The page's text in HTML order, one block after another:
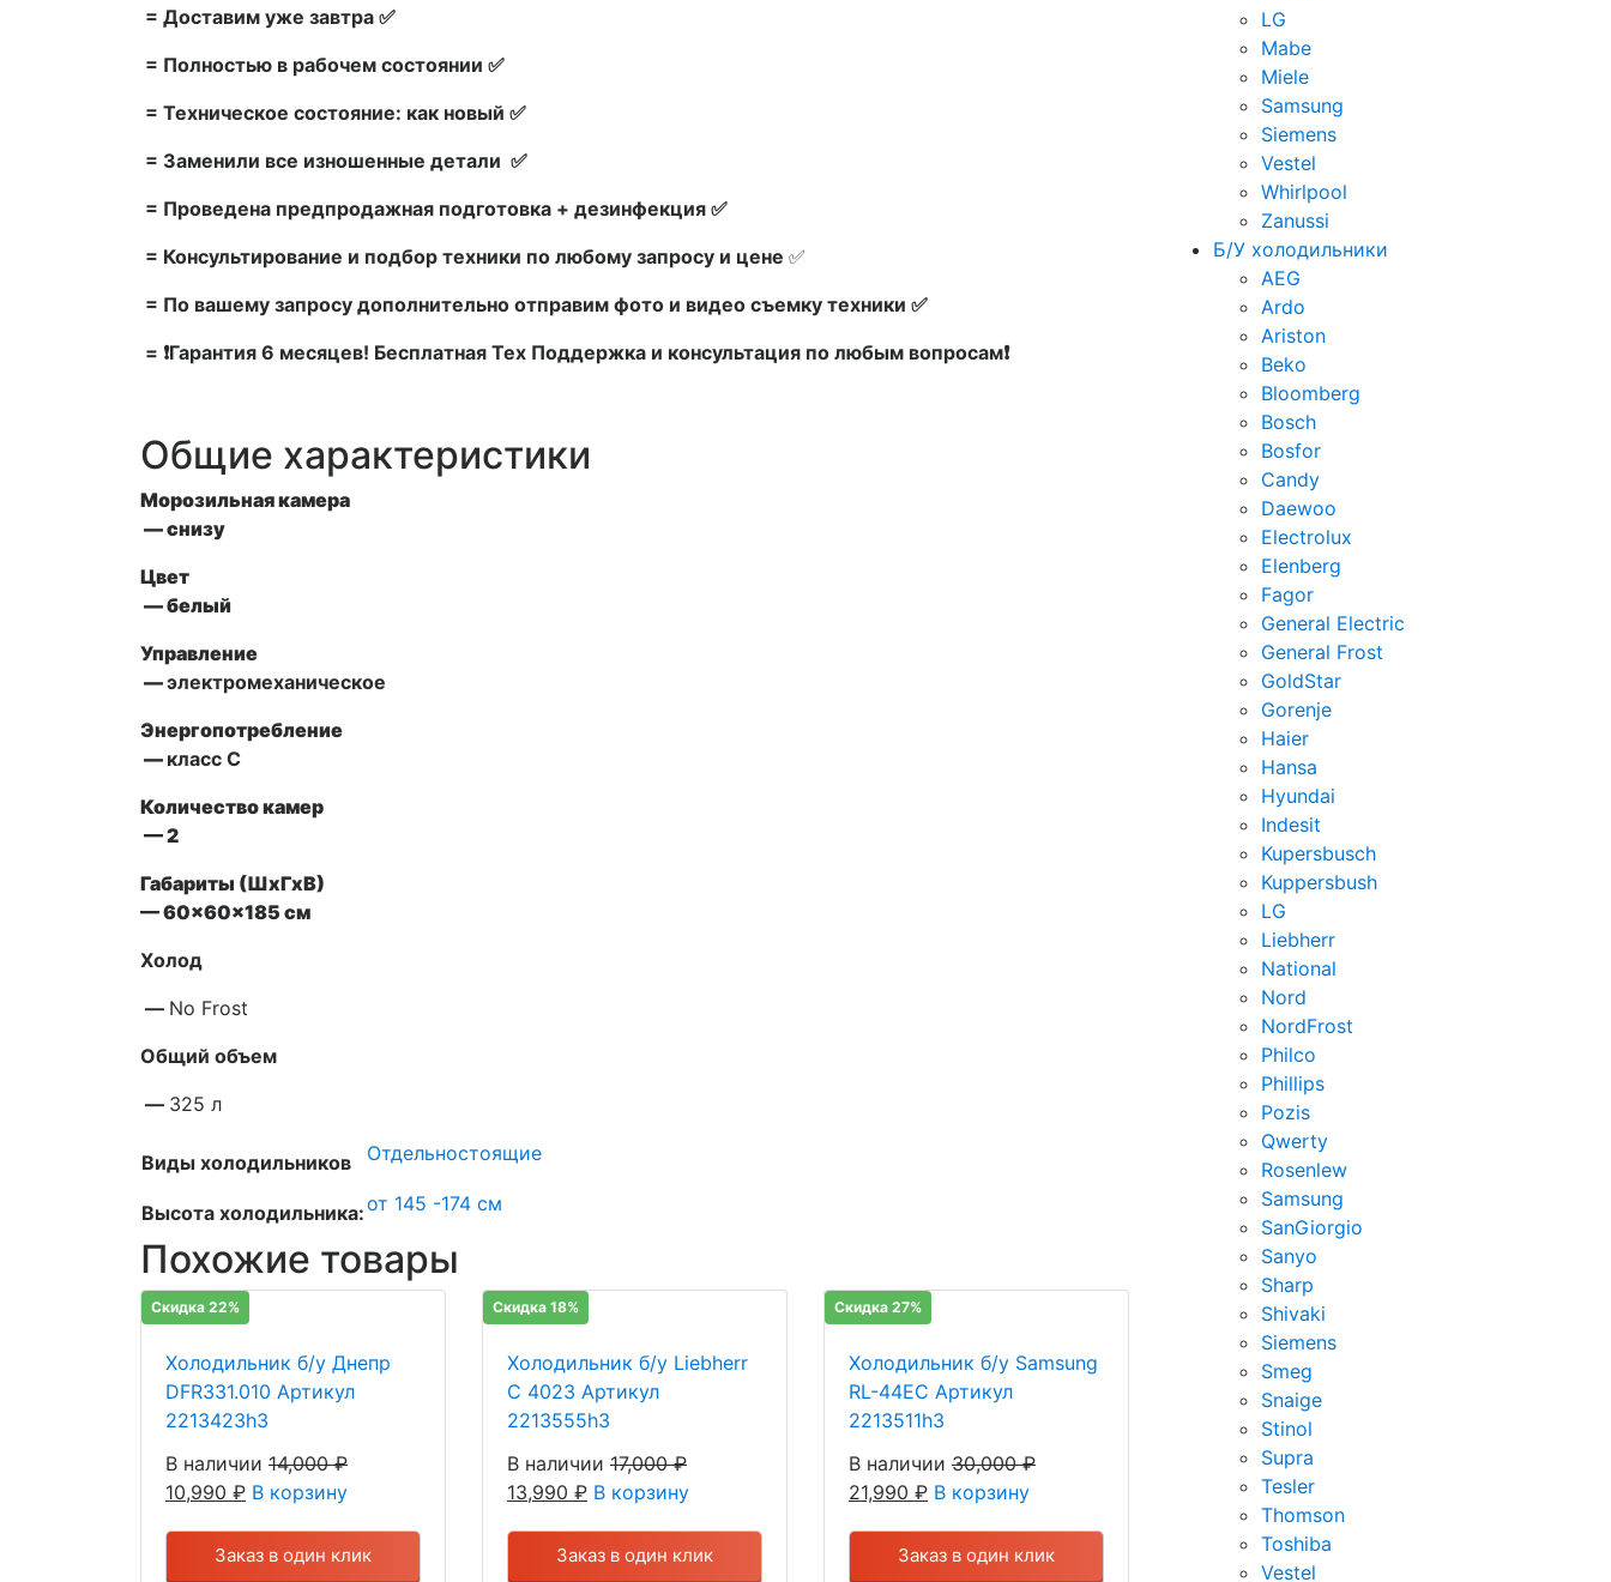
= Доставим уже завтра ✅
= Полностью в рабочем состоянии ✅
= Техническое состояние: как новый ✅
= Заменили все изношенные детали ✅
= Проведена предпродажная подготовка + дезинфекция ✅
= Консультирование и подбор техники по любому запросу и цене ✅
= По вашему запросу дополнительно отправим фото и видео съемку техники ✅
= ❗Гарантия 6 месяцев! Бесплатная Тех Поддержка и консультация по любым вопросам❗
Общие характеристики
Морозильная камера
— снизу
Цвет
— белый
Управление
—электромеханическое
Энергопотребление
— класс С
Количество камер
— 2
Габариты (ШxГxВ)
— 60x60x185 см
Холод
— No Frost
Общий объем
— 325 л
Виды холодильников Отдельностоящие
Высота холодильника:от 145 -174 см
Похожие товары
Скидка 22%
Холодильник б/у Днепр
DFR331.010 Артикул
2213423h3
В наличии 14,000₽
10,990 ₽ В корзину
Заказ в один клик
Скидка 18%
Холодильник б/у Liebherr
C 4023 Артикул
2213555h3
В наличии 17,000₽
13,990 ₽ В корзину
Заказ в один клик
Скидка 27%
Холодильник б/у Samsung
RL-44EC Артикул
2213511h3
В наличии 30,000₽
21,990 ₽ В корзину
Заказ в один клик
LG
Mabe
Miele
Samsung
Siemens
Vestel
Whirlpool
Zanussi
Б/У холодильники
AEG
Ardo
Ariston
Beko
Bloomberg
Bosch
Bosfor
Candy
Daewoo
Electrolux
Elenberg
Fagor
General Electric
General Frost
GoldStar
Gorenje
Haier
Hansa
Hyundai
Indesit
Kupersbusch
Kuppersbush
LG
Liebherr
National
Nord
NordFrost
Philco
Phillips
Pozis
Qwerty
Rosenlew
Samsung
SanGiorgio
Sanyo
Sharp
Shivaki
Siemens
Smeg
Snaige
Stinol
Supra
Tesler
Thomson
Toshiba
Vestel